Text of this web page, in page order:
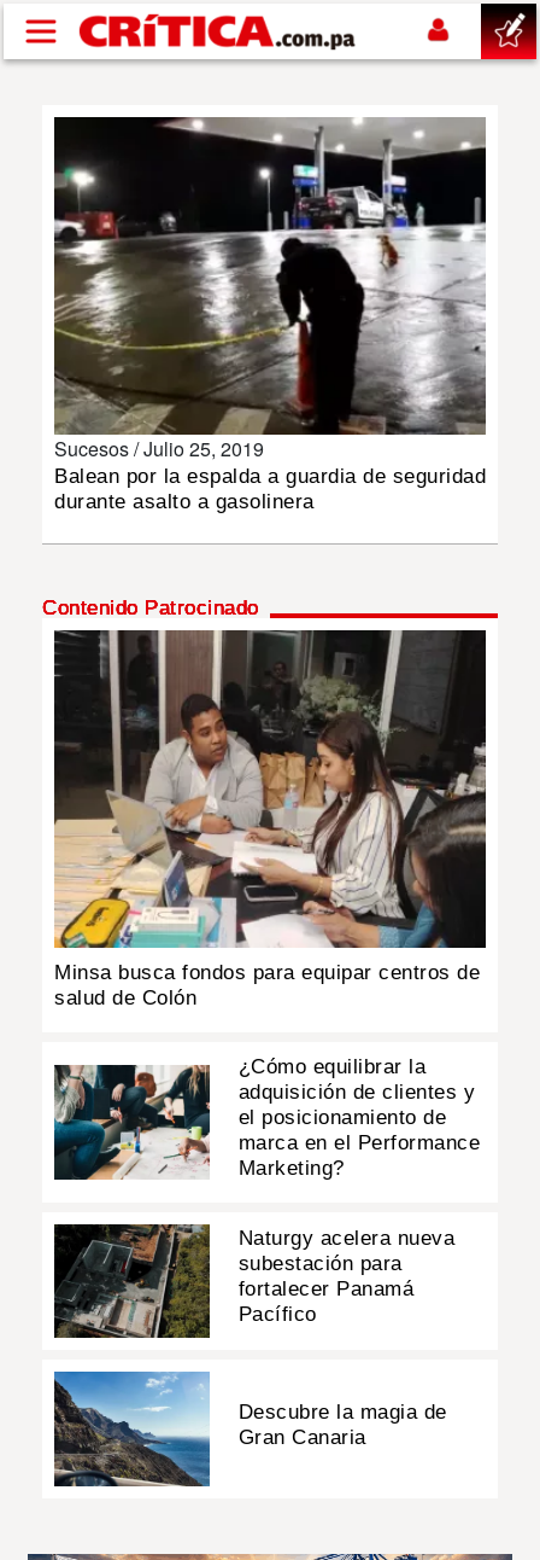
Pasar al contenido principal
SUCESOS
NACIONAL
POLÍTICA
SHOW
DEPORTES
MULTIMEDIA
Sucesos /Julio 25, 2019
Balean por la espalda a guardia de seguridad
durante asalto a gasolinera
Contenido Patrocinado
Minsa busca fondos para equipar centros de
salud de Colón
¿Cómo equilibrar la
adquisición de clientes y
el posicionamiento de
marca en el Performance
Marketing?
Naturgy acelera nueva
subestación para
fortalecer Panamá
Pacífico
Descubre la magia de
Gran Canaria